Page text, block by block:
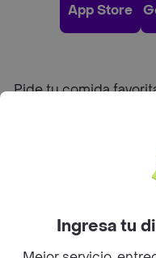
App Store
Pide tu comida
Sobre Rappi
Ingresa tu